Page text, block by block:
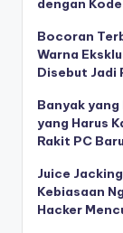
dengan
Bocoran
Warna
Disebut Jadi
Banyak yang
yang Harus
Rakit PC Baru
Juice
Kebiasaan
Hacker